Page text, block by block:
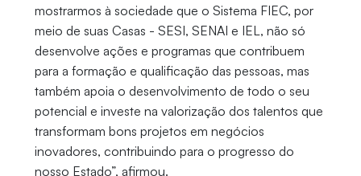
mostrarmos à sociedade que o Sistema FIEC, por
meio de suas Casas - SESI, SENAI e IEL, não só
desenvolve ações e programas que contribuem
para a formação e qualificação das pessoas, mas
também apoia o desenvolvimento de todo o seu
potencial e investe na valorização dos talentos que
transformam bons projetos em negócios
inovadores, contribuindo para o progresso do
nosso Estado”, afirmou.